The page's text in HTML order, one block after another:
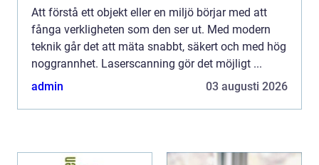
Att förstå ett objekt eller en miljö börjar med att
fånga verkligheten som den ser ut. Med modern
teknik går det att mäta snabbt, säkert och med hög
noggrannhet. Laserscanning gör det möjligt ...
admin
03 augusti 2026